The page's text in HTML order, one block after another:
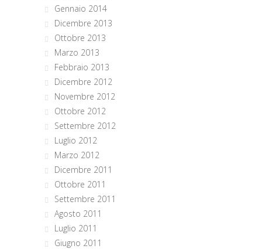
Gennaio 2014
Dicembre 2013
Ottobre 2013
Marzo 2013
Febbraio 2013
Dicembre 2012
Novembre 2012
Ottobre 2012
Settembre 2012
Luglio 2012
Marzo 2012
Dicembre 2011
Ottobre 2011
Settembre 2011
Agosto 2011
Luglio 2011
Giugno 2011